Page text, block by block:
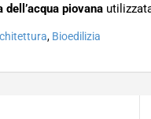
dell’acqua piovana
, Bioedilizia